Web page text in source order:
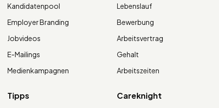
Kandidatenpool
Employer Branding
Jobvideos
E-Mailings
Medienkampagnen
Lebenslauf
Bewerbung
Arbeitsvertrag
Gehalt
Arbeitszeiten
Tipps Careknight